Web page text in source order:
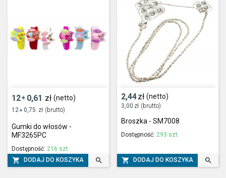
12* 0,61 zł (netto)
12* 0,75 zł (brutto)
Gumki do włosów -
MF3265PC
Dostępność: 216 szt.
 DODAJ DO KOSZYKA 
2,44zł (netto)
3,00 zł (brutto)
Broszka - SM7008
Dostępność: 293 szt.
 DODAJ DO KOSZYKA 